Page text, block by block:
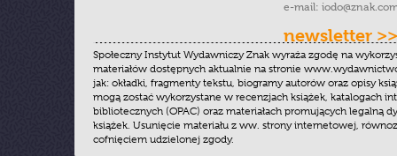
e-mail:
newsletter >>
Społeczny Instytut Wydawniczy Znak wyraża zgodę na
materiałów dostępnych aktualnie na stronie
jak: okładki, fragmenty tekstu, biogramy autorów oraz opisy
mogą zostać wykorzystane w recenzjach książek, katalogach
bibliotecznych (OPAC) oraz materiałach promujących legalną
książek. Usunięcie materiału z ww. strony internetowej,
cofnięciem udzielonej zgody.